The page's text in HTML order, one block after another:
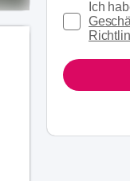
Ich